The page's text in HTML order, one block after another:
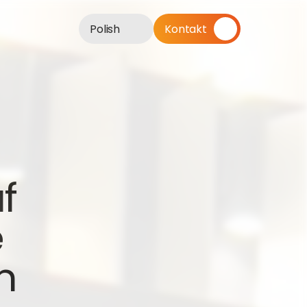
Polish Kontakt